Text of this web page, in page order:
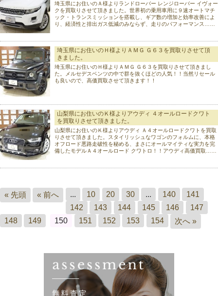
埼玉県にお住いのＡ様よりランドローバー レンジローバー イヴォー
クを買取りさせて頂きました。世界初の乗用車用に９速オートマチ
ック・トランスミッションを搭載し、ギア数の増加と効率改善によ
り、経済性と排出ガス低減のみならず、走りのパフォーマンス……
埼玉県にお住いのＨ様よりＡＭＧ Ｇ６３を買取りさせて頂
きました。
埼玉県にお住いのＨ様よりＡＭＧ Ｇ６３を買取りさせて頂きまし
た。メルセデスベンツの中で群を抜くほどの人気！！当然リセール
も良いので、高価買取させて頂きます！！
山梨県にお住いのＫ様よりアウディ ４オールロードクワト
を買取りさせて頂きました。
山梨県にお住いのＫ様よりアウディ Ａ４オールロードクワトを買取
りさせて頂きました。スタイリッシュなワゴンのフォルムに、本格
オフロード悪路走破性を秘める、まさにオールマイティな実力を完
備したモデルＡ４オールロード クワトロ！！アウディ高価買取……
« 先頭 « 前へ ... 10 20 30 ... 140
141
142
143 144 145 146
147
148
149 150 151 152 153 154 次へ »